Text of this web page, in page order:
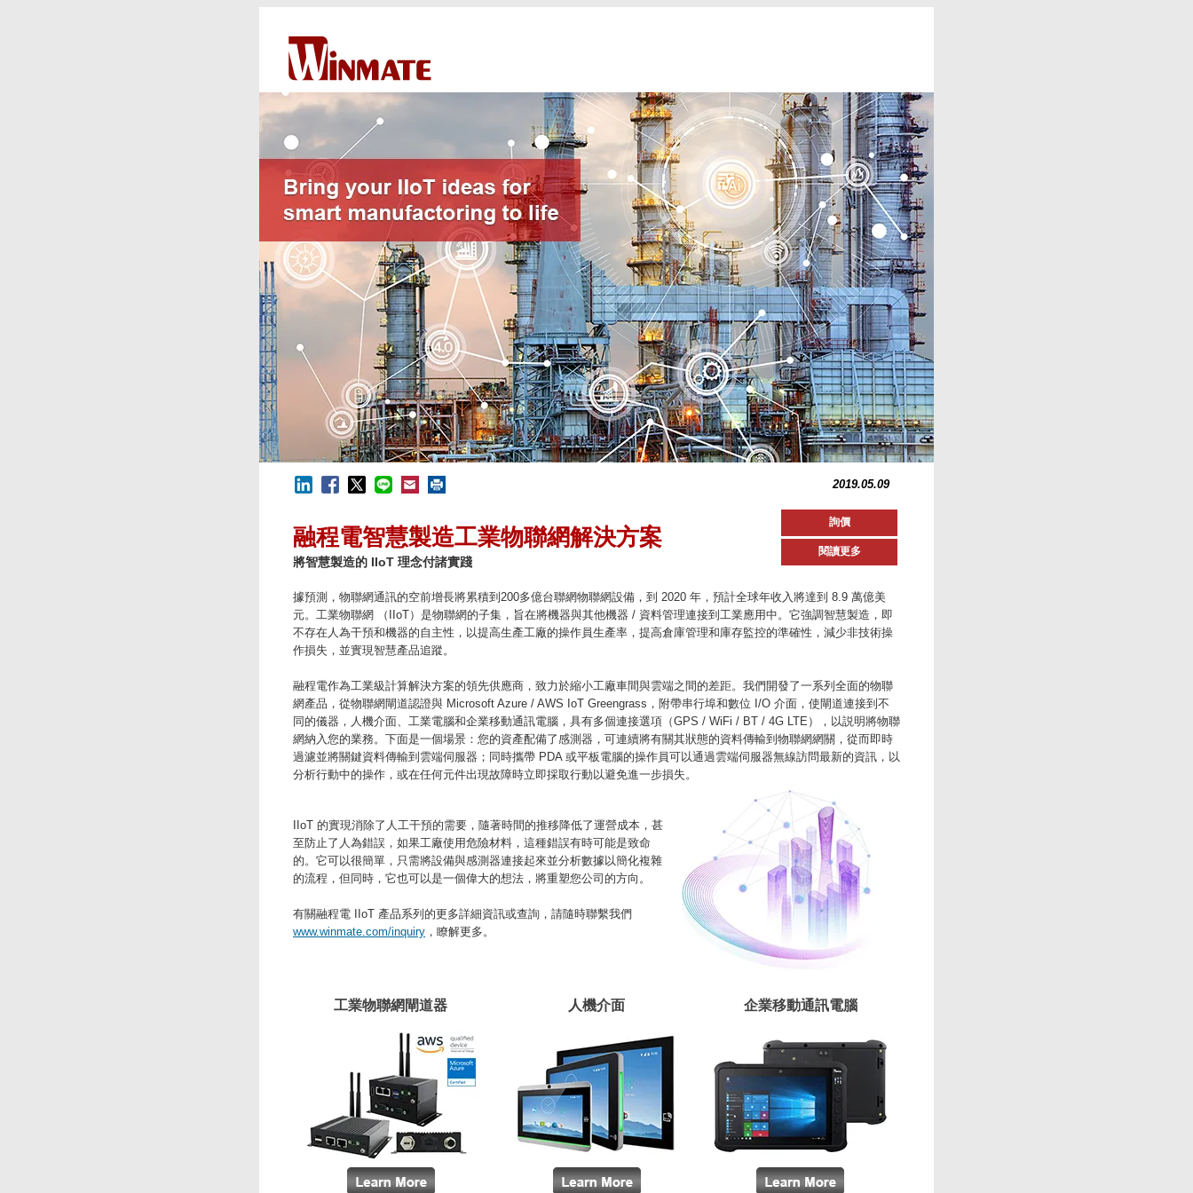
2019.05.09
融程電智慧製造工業物聯網解決方案
將智慧製造的 IIoT 理念付諸實踐
詢價
閱讀更多
據預測，物聯網通訊的空前增長將累積到200多億台聯網物聯網設備，到 2020 年，預計全球年收入將達到 8.9 萬億美
元。工業物聯網 （IIoT）是物聯網的子集，旨在將機器與其他機器 / 資料管理連接到工業應用中。它強調智慧製造，即
不存在人為干預和機器的自主性，以提高生產工廠的操作員生產率，提高倉庫管理和庫存監控的準確性，減少非技術操
作損失，並實現智慧產品追蹤。
融程電作為工業級計算解決方案的領先供應商，致力於縮小工廠車間與雲端之間的差距。我們開發了一系列全面的物聯
網產品，從物聯網閘道認證與 Microsoft Azure / AWS IoT Greengrass，附帶串行埠和數位 I/O 介面，使閘道連接到不
同的儀器，人機介面、工業電腦和企業移動通訊電腦，具有多個連接選項（GPS / WiFi / BT / 4G LTE），以説明將物聯
網納入您的業務。下面是一個場景：您的資產配備了感測器，可連續將有關其狀態的資料傳輸到物聯網網關，從而即時
過濾並將關鍵資料傳輸到雲端伺服器；同時攜帶 PDA 或平板電腦的操作員可以通過雲端伺服器無線訪問最新的資訊，以
分析行動中的操作，或在任何元件出現故障時立即採取行動以避免進一步損失。
IIoT 的實現消除了人工干預的需要，隨著時間的推移降低了運營成本，甚
至防止了人為錯誤，如果工廠使用危險材料，這種錯誤有時可能是致命
的。它可以很簡單，只需將設備與感測器連接起來並分析數據以簡化複雜
的流程，但同時，它也可以是一個偉大的想法，將重塑您公司的方向。
有關融程電 IIoT 產品系列的更多詳細資訊或查詢，請隨時聯繫我們
www.winmate.com/inquiry ，瞭解更多。
工業物聯網閘道器 人機介面 企業移動通訊電腦